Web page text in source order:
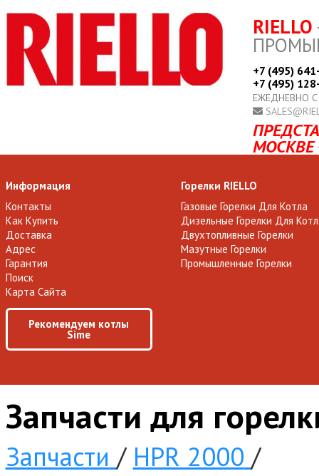
RIELLO
+7 (495)
+7 (495)
ЕЖЕДНЕВНО
МОСКВЕ
Информация
Контакты
Как Купить
Доставка
Адрес
Гарантия
Поиск
Карта Сайта
Рекомендуем котлы
Sime
Горелки RIELLO
Газовые Горелки Для Котла
Дизельные Горелки Для
Двухтопливные Горелки
Мазутные Горелки
Промышленные Горелки
Запчасти для
Запчасти / HPR 2000 /